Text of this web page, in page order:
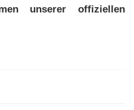
unserer offiziellen